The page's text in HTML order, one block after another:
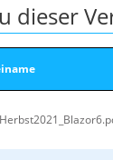
dieser